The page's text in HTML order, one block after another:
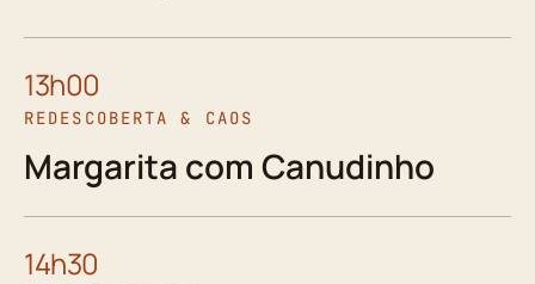
13h00
REDESCOBERTA & CAOS
Margarita com Canudinho
14h30